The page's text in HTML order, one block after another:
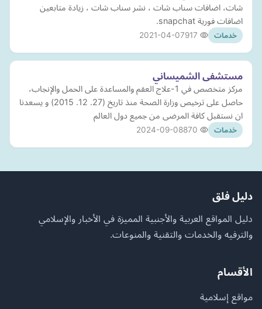
شات، اضافات سناب شات ، نشر سناب شات ، زيادة متابعين
اضافات فورية snapchat.
خدمات 2021-04-07
مستشفى الشميساني
مركز متخصص في 1-علاج العقم والمساعدة على الحمل والإنجاب،
حاصل على ترخيص وزارة الصحة منذ تاريخ (27. 12. 2015) و يسعدنا
ان نستقبل كافة المرضى من جميع دول العالم
خدمات 2024-09-08
دليل فلق
دليل المواقع العربية والأجنبية المميزة في الأخبار والإسلامي
والترفيه والخدمات والتقنية والمنوعات.
الأقسام
مواقع إسلامية